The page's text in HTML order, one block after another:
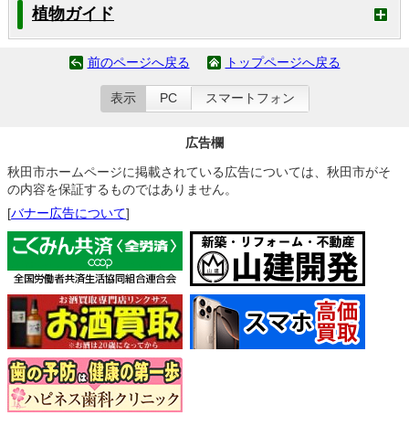
植物ガイド
前のページへ戻る トップページへ戻る
表示 PC スマートフォン
広告欄
秋田市ホームページに掲載されている広告については、秋田市がそ
の内容を保証するものではありません。
[バナー広告について]